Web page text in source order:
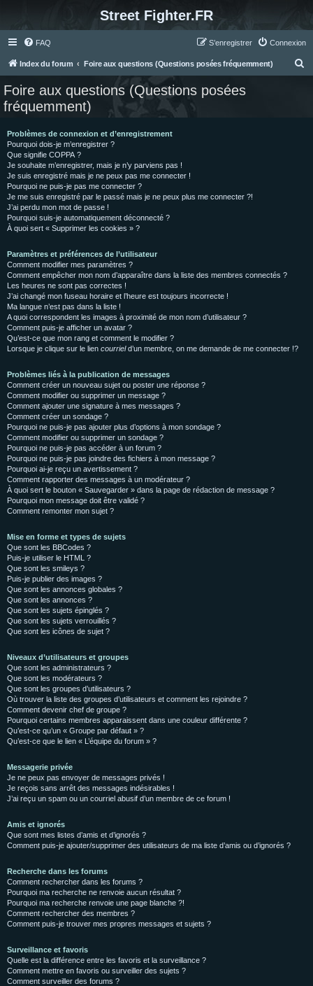
Street Fighter.FR
FAQ Connexion
S’enregistrer
Index du forum Foire aux questions (Questions posées fréquemment)
Foire aux questions (Questions posées
fréquemment)
Problèmes de connexion et d’enregistrement
Pourquoi dois-je m’enregistrer ?
Que signifie COPPA ?
Je souhaite m’enregistrer, mais je n’y parviens pas !
Je suis enregistré mais je ne peux pas me connecter !
Pourquoi ne puis-je pas me connecter ?
Je me suis enregistré par le passé mais je ne peux plus me connecter ?!
J’ai perdu mon mot de passe !
Pourquoi suis-je automatiquement déconnecté ?
À quoi sert « Supprimer les cookies » ?
Paramètres et préférences de l’utilisateur
Comment modifier mes paramètres ?
Comment empêcher mon nom d’apparaître dans la liste des membres connectés ?
Les heures ne sont pas correctes !
J’ai changé mon fuseau horaire et l’heure est toujours incorrecte !
Ma langue n’est pas dans la liste !
A quoi correspondent les images à proximité de mon nom d’utilisateur ?
Comment puis-je afficher un avatar ?
Qu’est-ce que mon rang et comment le modifier ?
Lorsque je clique sur le lien courrield’un membre, on me demande de me connecter !?
Problèmes liés à la publication de messages
Comment créer un nouveau sujet ou poster une réponse ?
Comment modifier ou supprimer un message ?
Comment ajouter une signature à mes messages ?
Comment créer un sondage ?
Pourquoi ne puis-je pas ajouter plus d’options à mon sondage ?
Comment modifier ou supprimer un sondage ?
Pourquoi ne puis-je pas accéder à un forum ?
Pourquoi ne puis-je pas joindre des fichiers à mon message ?
Pourquoi ai-je reçu un avertissement ?
Comment rapporter des messages à un modérateur ?
À quoi sert le bouton « Sauvegarder » dans la page de rédaction de message ?
Pourquoi mon message doit être validé ?
Comment remonter mon sujet ?
Mise en forme et types de sujets
Que sont les BBCodes ?
Puis-je utiliser le HTML ?
Que sont les smileys ?
Puis-je publier des images ?
Que sont les annonces globales ?
Que sont les annonces ?
Que sont les sujets épinglés ?
Que sont les sujets verrouillés ?
Que sont les icônes de sujet ?
Niveaux d’utilisateurs et groupes
Que sont les administrateurs ?
Que sont les modérateurs ?
Que sont les groupes d’utilisateurs ?
Où trouver la liste des groupes d’utilisateurs et comment les rejoindre ?
Comment devenir chef de groupe ?
Pourquoi certains membres apparaissent dans une couleur différente ?
Qu’est-ce qu’un « Groupe par défaut » ?
Qu’est-ce que le lien « L’équipe du forum » ?
Messagerie privée
Je ne peux pas envoyer de messages privés !
Je reçois sans arrêt des messages indésirables !
J’ai reçu un spam ou un courriel abusif d’un membre de ce forum !
Amis et ignorés
Que sont mes listes d’amis et d’ignorés ?
Comment puis-je ajouter/supprimer des utilisateurs de ma liste d’amis ou d’ignorés ?
Recherche dans les forums
Comment rechercher dans les forums ?
Pourquoi ma recherche ne renvoie aucun résultat ?
Pourquoi ma recherche renvoie une page blanche ?!
Comment rechercher des membres ?
Comment puis-je trouver mes propres messages et sujets ?
Surveillance et favoris
Quelle est la différence entre les favoris et la surveillance ?
Comment mettre en favoris ou surveiller des sujets ?
Comment surveiller des forums ?